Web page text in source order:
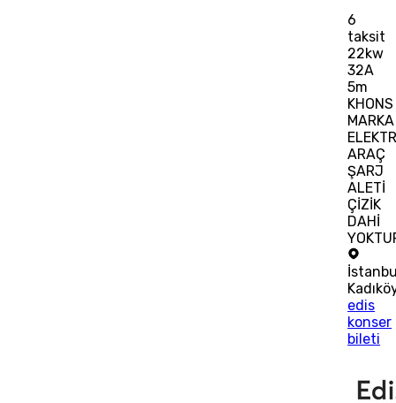
6
taksit
22kw
32A
5m
KHONS
MARKA
ARAÇ
ŞARJ
ALETİ
ÇİZİK
DAHİ
edis
konser
bileti